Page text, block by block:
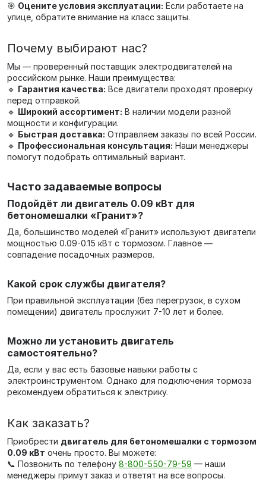
🎯 Оцените условия эксплуатации: Если работаете на
улице, обратите внимание на класс защиты.
Почему выбирают нас?
Мы — проверенный поставщик электродвигателей на
российском рынке. Наши преимущества:
🔹 Гарантия качества: Все двигатели проходят проверку
перед отправкой.
🔹 Широкий ассортимент: В наличии модели разной
мощности и конфигурации.
🔹 Быстрая доставка: Отправляем заказы по всей России.
🔹 Профессиональная консультация: Наши менеджеры
помогут подобрать оптимальный вариант.
Часто задаваемые вопросы
Подойдёт ли двигатель 0.09 кВт для
бетономешалки «Гранит»?
Да, большинство моделей «Гранит» используют двигатели
мощностью 0.09-0.15 кВт с тормозом. Главное —
совпадение посадочных размеров.
Какой срок службы двигателя?
При правильной эксплуатации (без перегрузок, в сухом
помещении) двигатель прослужит 7-10 лет и более.
Можно ли установить двигатель
самостоятельно?
Да, если у вас есть базовые навыки работы с
электроинструментом. Однако для подключения тормоза
рекомендуем обратиться к электрику.
Как заказать?
Приобрести двигатель для бетономешалки с тормозом
0.09 кВт очень просто. Вы можете:
📞 Позвонить по телефону 8-800-550-79-59 — наши
менеджеры примут заказ и ответят на все вопросы.